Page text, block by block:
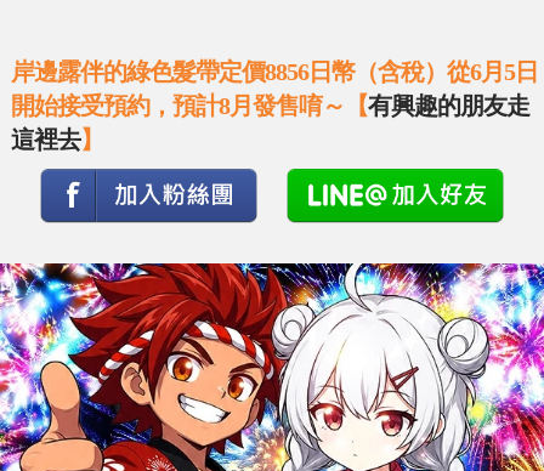
岸邊露伴的綠色髮帶定價8856日幣（含稅）從6月5日
開始接受預約，預計8月發售唷～【有興趣的朋友走
這裡去】